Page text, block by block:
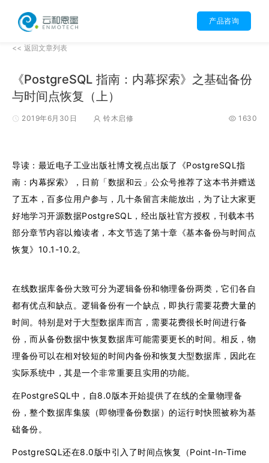
产品咨询
<< 返回文章列表
《PostgreSQL 指南：内幕探索》之基础备份
与时间点恢复（上）
2019年6月30日 铃木启修 1630
导读：最近电子工业出版社博文视点出版了《PostgreSQL指
南：内幕探索》，日前「数据和云」公众号推荐了这本书并赠送
了五本，百多位用户参与，几十条留言未能放出，为了让大家更
好地学习开源数据PostgreSQL，经出版社官方授权，刊载本书
部分章节内容以飨读者，本文节选了第十章《基本备份与时间点
恢复》10.1-10.2。
在线数据库备份大致可分为逻辑备份和物理备份两类，它们各自
都有优点和缺点。逻辑备份有一个缺点，即执行需要花费大量的
时间。特别是对于大型数据库而言，需要花费很长时间进行备
份，而从备份数据中恢复数据库可能需要更长的时间。相反，物
理备份可以在相对较短的时间内备份和恢复大型数据库，因此在
实际系统中，其是一个非常重要且实用的功能。
在PostgreSQL中，自8.0版本开始提供了在线的全量物理备
份，整个数据库集簇（即物理备份数据）的运行时快照被称为基
础备份。
PostgreSQL还在8.0版中引入了时间点恢复（Point-In-Time